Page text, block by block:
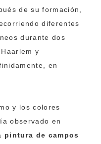
de su formación,
diferentes
durante dos
y
en
y los colores
observado en
pintura de campos